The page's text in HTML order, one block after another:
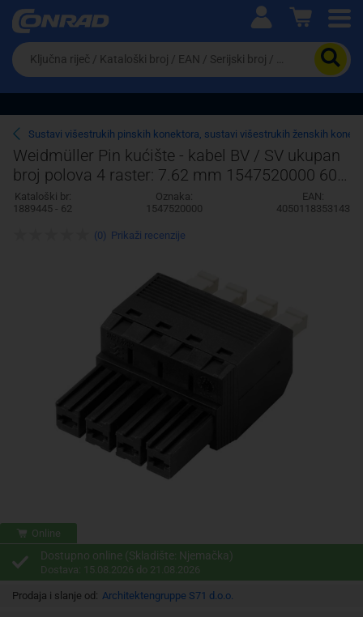
Ova postavka prilagođava asortiman proizvoda i
cijene vašim potrebama.
Pravno lice Fizičko lice
Da
biste
potražili
proizvod,
unesite
ključnu
riječ,
kataloški
broj,
EAN
ili
Sustavi višestrukih pinskih konektora, sustavi višestrukih ženskih
Weidmüller Pin kućište - kabel BV / SV ukupan
broj polova 4 raster: 7.62 mm 1547520000 60
komada
Kataloški br:
1889445 - 62
Oznaka:
1547520000
EAN:
4050118353143
Online
Dostupno online (Skladište: Njemačka)
Dostava: 15.08.2026 do 21.08.2026
Prodaja i slanje od: Architektengruppe S71 d.o.o.
(0) Prikaži recenzije